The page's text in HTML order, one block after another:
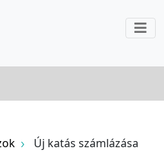
Új katás számlázása